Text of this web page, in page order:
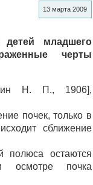
13 марта 2009
младшего
черты
Н. П., 1906],
почек, только в
сближение
остаются
осмотре почка